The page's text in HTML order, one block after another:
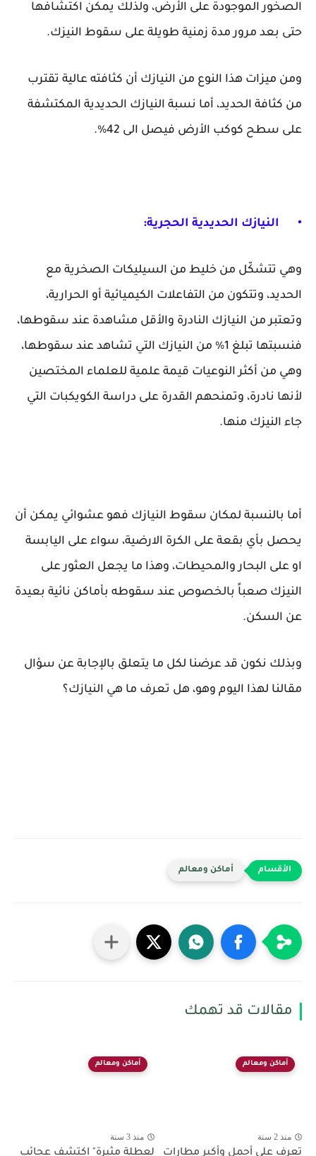
الصخور الموجودة على الأرض، ولذلك يمكن اكتشافها
حتى بعد مرور مدة زمنية طويلة على سقوط النيزك.
ومن ميزات هذا النوع من النيازك أن كثافته عالية تقترب
من كثافة الحديد، أما نسبة النيازك الحديدية المكتشفة
على سطح كوكب الأرض فيصل الى 42%.
• النيازك الحديدية الحجرية:
وهي تتشكّل من خليط من السيليكات الصخرية مع
الحديد، وتتكون من التفاعلات الكيميائية أو الحرارية،
وتعتبر من النيازك النادرة والأقل مشاهدة عند سقوطها،
فنسبتها تبلغ 1% من النيازك التي تشاهد عند سقوطها،
وهي من أكثر النوعيات قيمة علمية للعلماء المختصين
لأنها نادرة، وتمنحهم القدرة على دراسة الكويكبات التي
جاء النيزك منها.
أما بالنسبة لمكان سقوط النيازك فهو عشوائي يمكن أن
يحصل بأي بقعة على الكرة الارضية، سواء على اليابسة
او على البحار والمحيطات، وهذا ما يجعل العثور على
النيزك صعباً بالخصوص عند سقوطه بأماكن نائية بعيدة
عن السكن.
وبذلك نكون قد عرضنا لكل ما يتعلق بالإجابة عن سؤال
مقالنا لهذا اليوم وهو، هل تعرف ما هي النيازك؟
أماكن ومعالم
مقالات قد تهمك
أماكن ومعالم
منذ 2 سنة
تعرف على أجمل وأكبر مطارات
أماكن ومعالم
منذ 3 سنة
لعطلة مثيرة" اكتشف عجائب